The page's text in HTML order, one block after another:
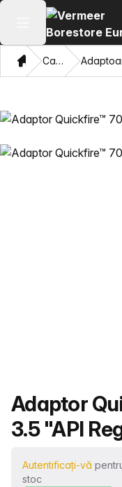
Deschide meniul
Domiciliu
Catalog
Nume
Adaptor
3.5 "API
Autentificați-vă
stoc